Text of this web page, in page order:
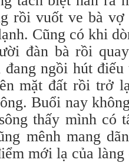
rồi vuốt ve bà
Cũng có khi
đàn bà rồi
đang ngồi hút
mặt đất rồi trở
Buổi nay
thấy mình có
mênh mang
mới lạ của làng